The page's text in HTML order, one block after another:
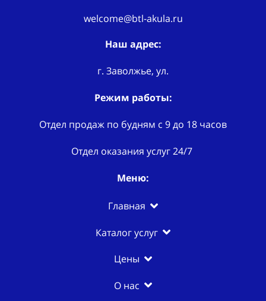
welcome@btl-akula.ru
Наш адрес:
г. Заволжье, ул.
Режим работы:
Отдел продаж по будням с 9 до 18 часов
Отдел оказания услуг 24/7
Меню:
Главная
Каталог услуг
Цены
О нас